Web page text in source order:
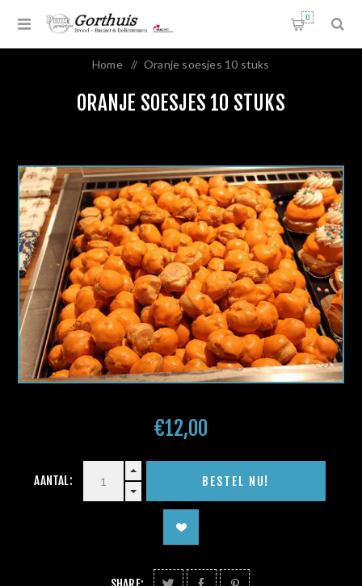
0
Home / Oranje soesjes 10 stuks
ORANJE SOESJES 10 STUKS
€12,00
AANTAL: